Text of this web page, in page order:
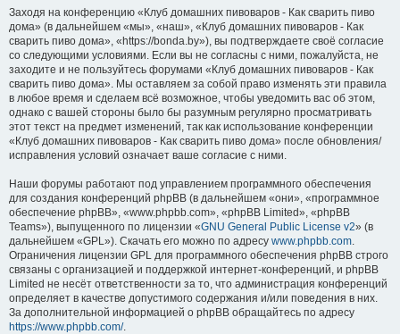
Заходя на конференцию «Клуб домашних пивоваров - Как cварить пиво
дома» (в дальнейшем «мы», «наш», «Клуб домашних пивоваров - Как
cварить пиво дома», «https://bonda.by»), вы подтверждаете своё согласие
со следующими условиями. Если вы не согласны с ними, пожалуйста, не
заходите и не пользуйтесь форумами «Клуб домашних пивоваров - Как
cварить пиво дома». Мы оставляем за собой право изменять эти правила
в любое время и сделаем всё возможное, чтобы уведомить вас об этом,
однако с вашей стороны было бы разумным регулярно просматривать
этот текст на предмет изменений, так как использование конференции
«Клуб домашних пивоваров - Как cварить пиво дома» после обновления/
исправления условий означает ваше согласие с ними.
Наши форумы работают под управлением программного обеспечения
для создания конференций phpBB (в дальнейшем «они», «программное
обеспечение phpBB», «www.phpbb.com», «phpBB Limited», «phpBB
Teams»), выпущенного по лицензии «GNU General Public License v2» (в
дальнейшем «GPL»). Скачать его можно по адресу www.phpbb.com.
Ограничения лицензии GPL для программного обеспечения phpBB строго
связаны с организацией и поддержкой интернет-конференций, и phpBB
Limited не несёт ответственности за то, что администрация конференций
определяет в качестве допустимого содержания и/или поведения в них.
За дополнительной информацией о phpBB обращайтесь по адресу
https://www.phpbb.com/.